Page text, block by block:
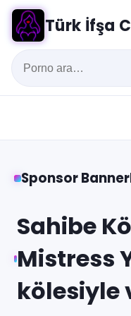
Türk İfşa
Sponsor
Sahibe
Mistress
kölesiyle